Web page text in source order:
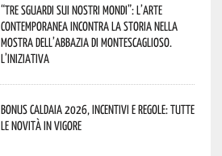
“Tre Sguardi sui Nostri Mondi”: l’arte
contemporanea incontra la storia nella
mostra dell’Abbazia di Montescaglioso.
L’iniziativa
Bonus caldaia 2026, incentivi e regole: tutte
le novità in vigore